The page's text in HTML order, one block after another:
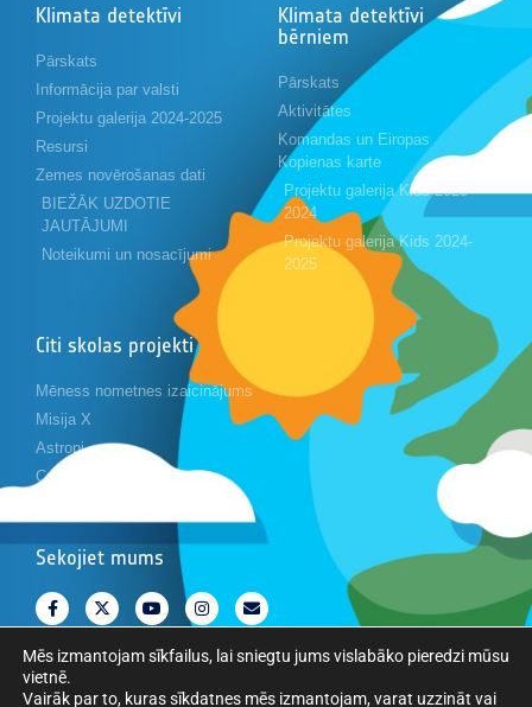
Klimata detektīvi
Pārskats
Informācija par valsti
Projektu galerija 2024-2025
Resursi
Zemes novērošanas dati
BIEŽĀK UZDOTIE
JAUTĀJUMI
Noteikumi un nosacījumi
Klimata detektīvi
bērniem
Pārskats
Aktivitātes
Komandas un Eiropas
Kopienas karte
Projektu galerija Kids 2023-
2024
Projektu galerija Kids 2024-
2025
Citi skolas projekti
Mēness nometnes izaicinājums
Misija X
Astropi
Cansat
Sekojiet mums
Mēs izmantojam sīkfailus, lai sniegtu jums vislabāko pieredzi mūsu
vietnē.
Vairāk par to, kuras sīkdatnes mēs izmantojam, varat uzzināt vai